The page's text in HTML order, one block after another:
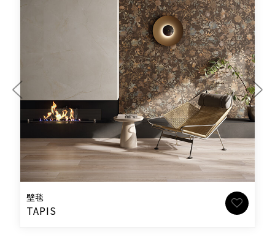
壁毯
TAPIS